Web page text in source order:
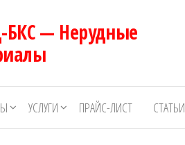
БКС — Нерудные
УСЛУГИ ПРАЙС-ЛИСТ СТАТЬИ